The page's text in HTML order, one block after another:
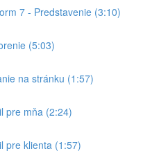
7 - Predstavenie (3:10)
(5:03)
na stránku (1:57)
pre mňa (2:24)
pre klienta (1:57)